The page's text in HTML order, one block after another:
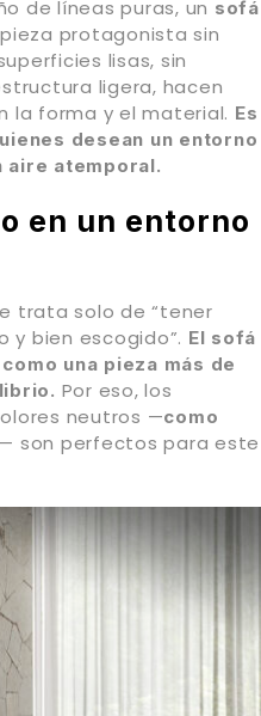
de líneas puras, un sofá
protagonista sin
lisas, sin
ligera, hacen
la forma y el material. Es
desean un entorno
aire atemporal.
en un entorno
trata solo de “tener
y bien escogido”. El sofá
una pieza más de
Por eso, los
neutros —como
— son perfectos para este